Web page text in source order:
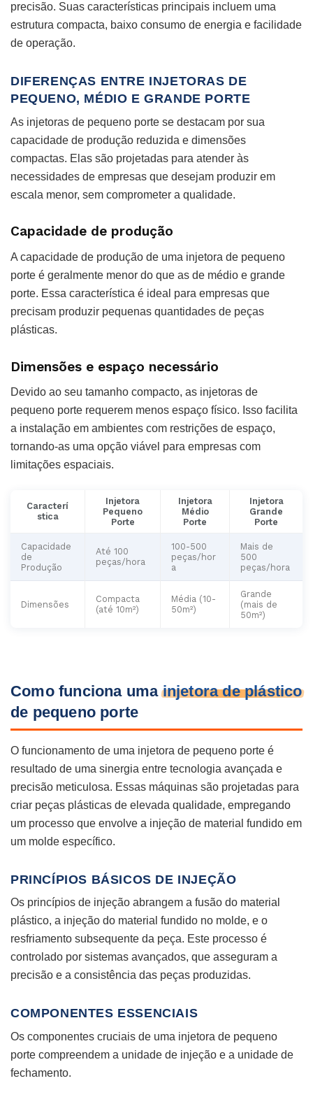
precisão. Suas características principais incluem uma
estrutura compacta, baixo consumo de energia e facilidade
de operação.
DIFERENÇAS ENTRE INJETORAS DE
PEQUENO, MÉDIO E GRANDE PORTE
As injetoras de pequeno porte se destacam por sua
capacidade de produção reduzida e dimensões
compactas. Elas são projetadas para atender às
necessidades de empresas que desejam produzir em
escala menor, sem comprometer a qualidade.
Capacidade de produção
A capacidade de produção de uma injetora de pequeno
porte é geralmente menor do que as de médio e grande
porte. Essa característica é ideal para empresas que
precisam produzir pequenas quantidades de peças
plásticas.
Dimensões e espaço necessário
Devido ao seu tamanho compacto, as injetoras de
pequeno porte requerem menos espaço físico. Isso facilita
a instalação em ambientes com restrições de espaço,
tornando-as uma opção viável para empresas com
limitações espaciais.
Caracterí
stica
Injetora
Pequeno
Porte
Injetora
Médio
Porte
Injetora
Grande
Porte
Capacidade
de
Produção
Até 100
peças/hora
100-500
peças/hor
a
Mais de
500
peças/hora
Dimensões
Compacta
(até 10m²)
Média (10-
50m²)
Grande
(mais de
50m²)
Como funciona umainjetora de plástico
de pequeno porte
O funcionamento de uma injetora de pequeno porte é
resultado de uma sinergia entre tecnologia avançada e
precisão meticulosa. Essas máquinas são projetadas para
criar peças plásticas de elevada qualidade, empregando
um processo que envolve a injeção de material fundido em
um molde específico.
PRINCÍPIOS BÁSICOS DE INJEÇÃO
Os princípios de injeção abrangem a fusão do material
plástico, a injeção do material fundido no molde, e o
resfriamento subsequente da peça. Este processo é
controlado por sistemas avançados, que asseguram a
precisão e a consistência das peças produzidas.
COMPONENTES ESSENCIAIS
Os componentes cruciais de uma injetora de pequeno
porte compreendem a unidade de injeção e a unidade de
fechamento.